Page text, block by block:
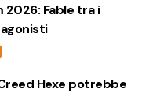
2026: Fable tra i
Hexe potrebbe